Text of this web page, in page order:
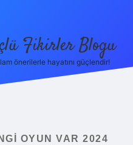
Fikirler Blogu
önerilerle hayatını güçlendir!
OYUN VAR 2024